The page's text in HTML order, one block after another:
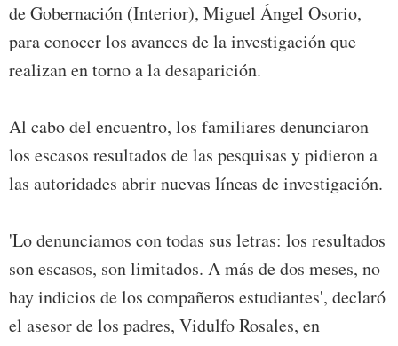
de Gobernación (Interior), Miguel Ángel Osorio,
para conocer los avances de la investigación que
realizan en torno a la desaparición.
Al cabo del encuentro, los familiares denunciaron
los escasos resultados de las pesquisas y pidieron a
las autoridades abrir nuevas líneas de investigación.
'Lo denunciamos con todas sus letras: los resultados
son escasos, son limitados. A más de dos meses, no
hay indicios de los compañeros estudiantes', declaró
el asesor de los padres, Vidulfo Rosales, en